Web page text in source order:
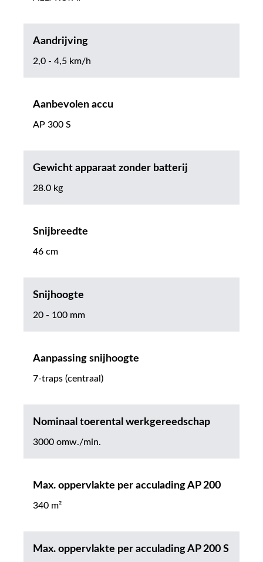
Aandrijving
2,0 - 4,5 km/h
Aanbevolen accu
AP 300 S
Gewicht apparaat zonder batterij
28.0 kg
Snijbreedte
46 cm
Snijhoogte
20 - 100 mm
Aanpassing snijhoogte
7-traps (centraal)
Nominaal toerental werkgereedschap
3000 omw./min.
Max. oppervlakte per acculading AP 200
340 m²
Max. oppervlakte per acculading AP 200 S